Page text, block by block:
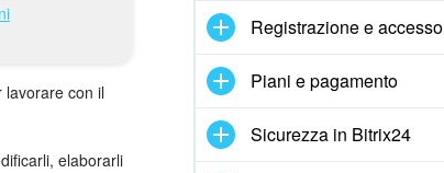
lavorare con il
elaborarli
Registrazione e accesso
Piani e pagamento
Sicurezza in Bitrix24